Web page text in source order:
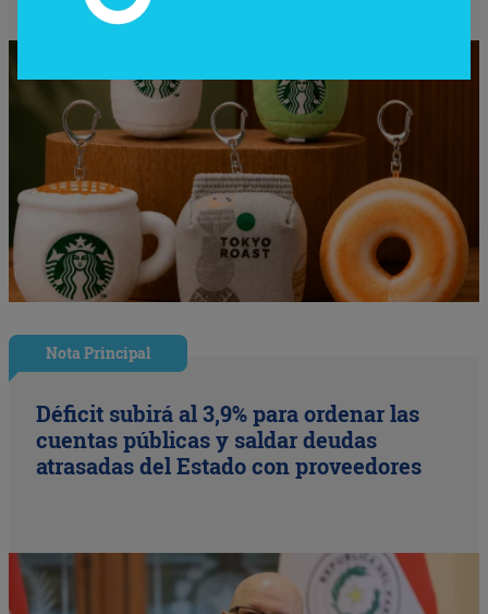
Nota Principal
Déficit subirá al 3,9% para ordenar las
cuentas públicas y saldar deudas
atrasadas del Estado con proveedores